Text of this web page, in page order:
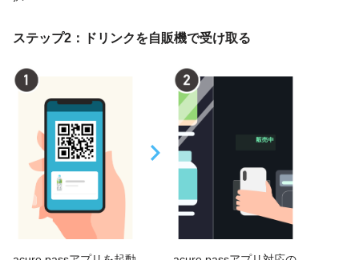
ステップ2：ドリンクを自販機で受け取る